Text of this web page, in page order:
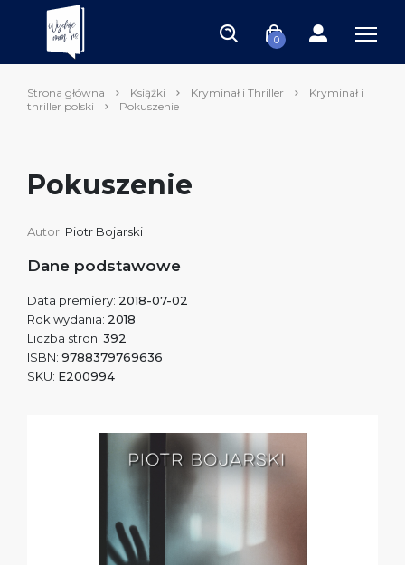
0
Strona główna Książki Kryminał i Thriller
Kryminał i
thriller polski
Pokuszenie
Pokuszenie
Autor: Piotr Bojarski
Dane podstawowe
Data premiery: 2018-07-02
Rok wydania: 2018
Liczba stron: 392
ISBN: 9788379769636
SKU: E200994